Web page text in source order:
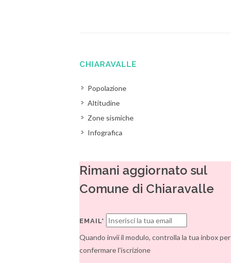
CHIARAVALLE
Popolazione
Altitudine
Zone sismiche
Infografica
Rimani aggiornato sul
Comune di Chiaravalle
EMAIL*
Quando invii il modulo, controlla la tua inbox per
confermare l'iscrizione